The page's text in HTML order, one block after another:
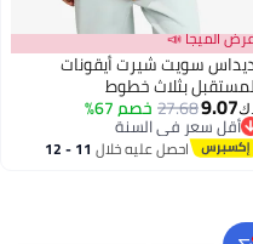
2
الميجا 📣
سويت شيرت أيقونات
بثلاث خطوط
9.07
27.68خصم 67%
أقل سعر في السنة
أقل سعر في السنة
احصل عليه خلال 11 - 12